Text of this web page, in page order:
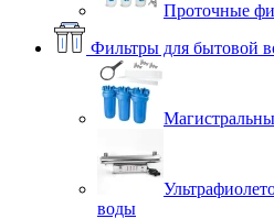
Проточные
Фильтры для бытовой
воды